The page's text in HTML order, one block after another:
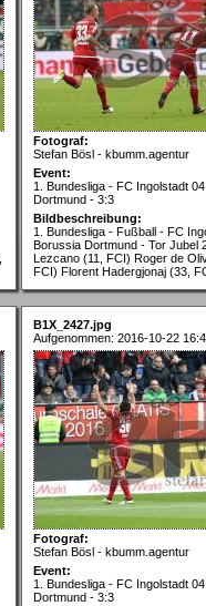
Fotograf:
Stefan Bösl - kbumm.agentur
Event:
1. Bundesliga - FC Ingolstadt
Dortmund - 3:3
Bildbeschreibung:
1. Bundesliga - Fußball - FC
Borussia Dortmund - Tor Jubel
Lezcano (11, FCI) Roger de
FCI) Florent Hadergjonaj (33,
B1X_2427.jpg
Aufgenommen: 2016-10-22
Fotograf:
Stefan Bösl - kbumm.agentur
Event:
1. Bundesliga - FC Ingolstadt
Dortmund - 3:3